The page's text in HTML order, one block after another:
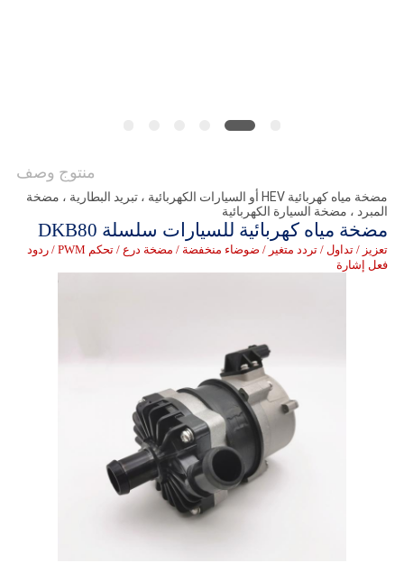
سياسة
الخصوصية
منتوج وصف
مضخة مياه كهربائية HEV أو السيارات الكهربائية ، تبريد البطارية ، مضخة
المبرد ، مضخة السيارة الكهربائية
مضخة مياه كهربائية للسيارات سلسلة DKB80
تعزيز / تداول / تردد متغير / ضوضاء منخفضة / مضخة درع / تحكم PWM / ردود
فعل إشارة